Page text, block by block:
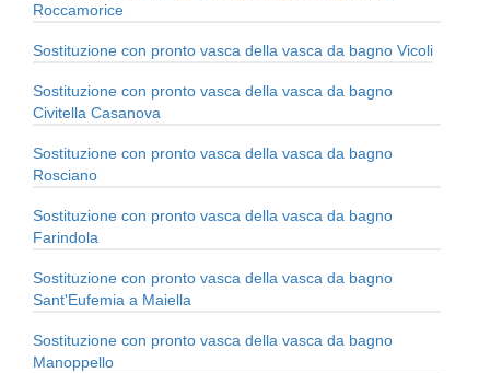
Roccamorice
Sostituzione con pronto vasca della vasca da bagno Vicoli
Sostituzione con pronto vasca della vasca da bagno
Civitella Casanova
Sostituzione con pronto vasca della vasca da bagno
Rosciano
Sostituzione con pronto vasca della vasca da bagno
Farindola
Sostituzione con pronto vasca della vasca da bagno
Sant'Eufemia a Maiella
Sostituzione con pronto vasca della vasca da bagno
Manoppello